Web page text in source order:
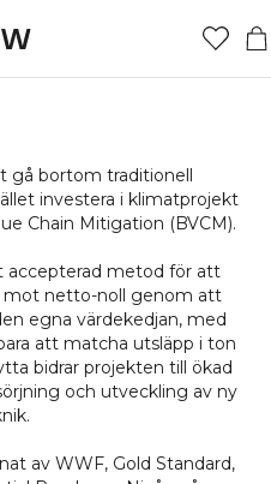
begränsa utsläppen från
i klimatprojekt för att
ta klimatansvar utanför vår
koldioxidutsläpp från alla
investerat i klimatprojekt
mängd utsläppsrätter.
gå bortom traditionell
investera i klimatprojekt
Chain Mitigation (BVCM).
accepterad metod för att
netto-noll genom att
egna värdekedjan, med
att matcha utsläpp i ton
bidrar projekten till ökad
och utveckling av ny
av WWF, Gold Standard,